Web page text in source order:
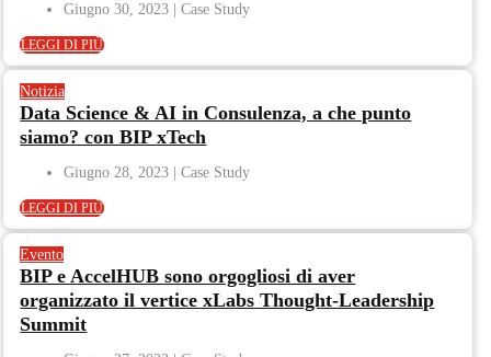
Giugno 30, 2023
LEGGI DI PIÙ
Notizia
Data Science & AI in Consulenza, a che punto
siamo? con BIP xTech
Giugno 28, 2023
LEGGI DI PIÙ
Evento
BIP e AccelHUB sono orgogliosi di aver
organizzato il vertice xLabs Thought-Leadership
Summit